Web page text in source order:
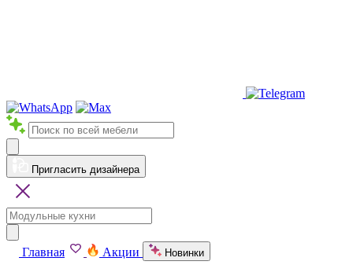
Пригласить дизайнера
Главная Акции Новинки